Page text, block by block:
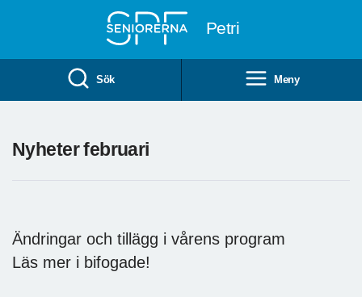
Petri
Sök Meny
Nyheter februari
Ändringar och tillägg i vårens program
Läs mer i bifogade!